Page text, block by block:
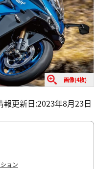
画像(4枚)
更新日:2023年8月23日
ョン